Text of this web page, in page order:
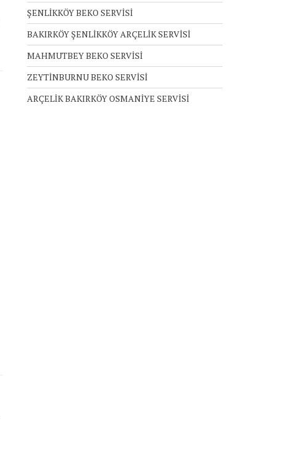
ŞENLİKKÖY BEKO SERVİSİ
BAKIRKÖY ŞENLİKKÖY ARÇELİK SERVİSİ
MAHMUTBEY BEKO SERVİSİ
ZEYTİNBURNU BEKO SERVİSİ
ARÇELİK BAKIRKÖY OSMANİYE SERVİSİ